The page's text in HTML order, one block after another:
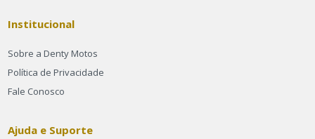
Institucional
Sobre a Denty Motos
Política de Privacidade
Fale Conosco
Ajuda e Suporte